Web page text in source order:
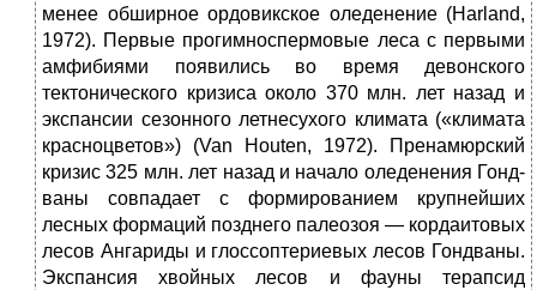
менее обширное ордовикское оледенение (Harland,
1972). Первые прогимноспермовые леса с первыми
амфибиями появились во время девонского
тектонического кризиса около 370 млн. лет назад и
экспансии сезонного летнесухого климата («климата
красноцветов») (Van Houten, 1972). Пренамюрский
кризис 325 млн. лет назад и начало оледенения Гонд-
ваны совпадает с формированием крупнейших
лесных формаций позднего палеозоя — кордаитовых
лесов Ангариды и глоссоптериевых лесов Гондваны.
Экспансия хвойных лесов и фауны терапсид